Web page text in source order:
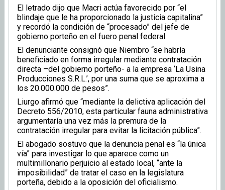
El letrado dijo que Macri actúa favorecido por “el
blindaje que le ha proporcionado la justicia capitalina”
y recordó la condición de “procesado” del jefe de
gobierno porteño en el fuero penal federal.
El denunciante consignó que Niembro “se habría
beneficiado en forma irregular mediante contratación
directa –del gobierno porteño- a la empresa ‘La Usina
Producciones S.R.L.’, por una suma que se aproxima a
los 20.000.000 de pesos”.
Liurgo afirmó que “mediante la delictiva aplicación del
Decreto 556/2010, esta particular fauna administrativa
argumentaría una vez más la premura de la
contratación irregular para evitar la licitación pública”.
El abogado sostuvo que la denuncia penal es “la única
vía” para investigar lo que aparece como un
multimillonario perjuicio al estado local, “ante la
imposibilidad” de tratar el caso en la legislatura
porteña, debido a la oposición del oficialismo.